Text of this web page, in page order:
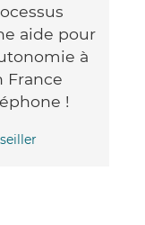
aide pour
à
France
!